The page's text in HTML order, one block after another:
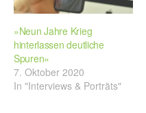
»Neun Jahre Krieg
hinterlassen deutliche
Spuren«
7. Oktober 2020
In "Interviews & Porträts"